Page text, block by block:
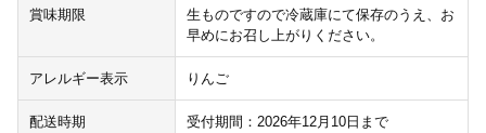
賞味期限
生ものですので冷蔵庫にて保存のうえ、お
早めにお召し上がりください。
アレルギー表示 りんご
配送時期
受付期間：2026年12月10日まで